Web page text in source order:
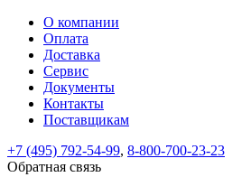
ВходРегистрация
test@example.com
отправлена
по
ней
Восстановление
пароля
Заполните
форму.
Мы
отправим
На
вашу
почту
test@test.ru
Введите
новый
пароль
Пароль
успешно
восстановлен
Обратная
связь
сообщение
успешно
отправлено.
О компании
Оплата
Доставка
Сервис
Документы
Контакты
Поставщикам
+7 (495) 792-54-99, 8-800-700-23-23
Обратная связь